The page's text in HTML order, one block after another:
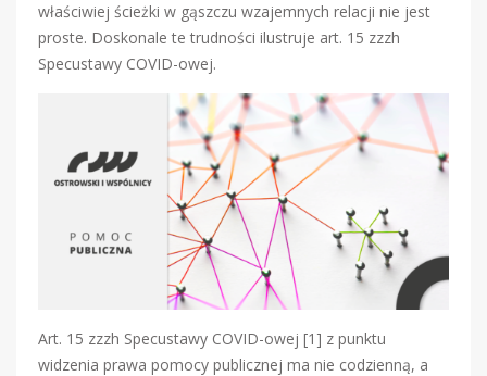
właściwiej ścieżki w gąszczu wzajemnych relacji nie jest
proste. Doskonale te trudności ilustruje art. 15 zzzh
Specustawy COVID-owej.
Art. 15 zzzh Specustawy COVID-owej [1] z punktu
widzenia prawa pomocy publicznej ma nie codzienną, a